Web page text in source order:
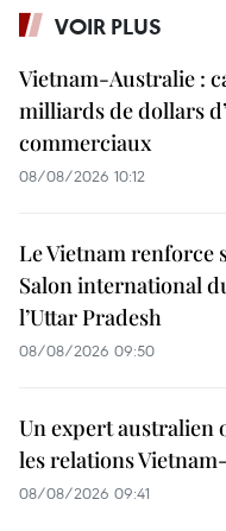
VOIR PLUS
Vietnam-Australie :
milliards de dollars
commerciaux
08/08/2026 10:12
Le Vietnam renforce
Salon international
l’Uttar Pradesh
08/08/2026 09:50
Un expert australien
les relations
08/08/2026 09:41